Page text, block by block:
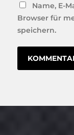
Name, E-
Browser für
speichern.